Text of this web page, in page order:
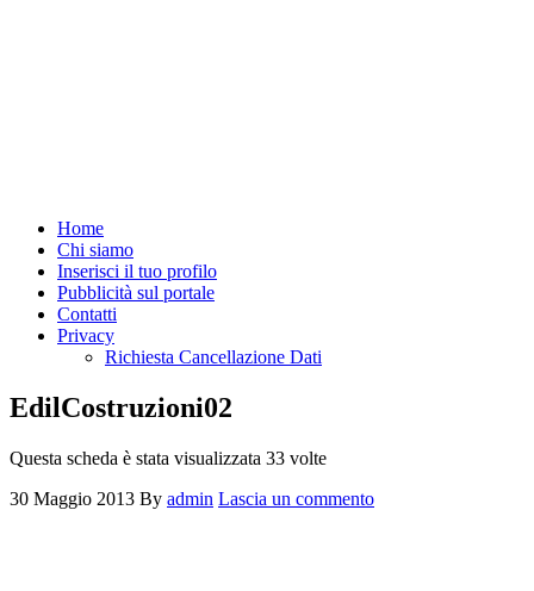
Home
Chi siamo
Inserisci il tuo profilo
Pubblicità sul portale
Contatti
Privacy
Richiesta Cancellazione Dati
EdilCostruzioni02
Questa scheda è stata visualizzata 33 volte
30 Maggio 2013 By admin Lascia un commento